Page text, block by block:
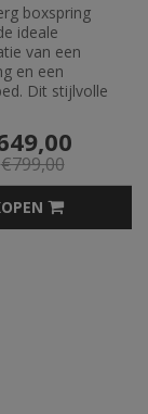
boxspring
ideale
van een
en een
Dit stijlvolle
€799,00